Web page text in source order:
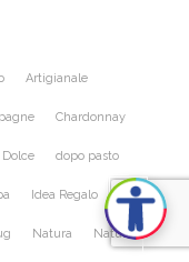
Artigianale
Chardonnay
Dolce dopo pasto
Idea Regalo IGP
Natura Nature